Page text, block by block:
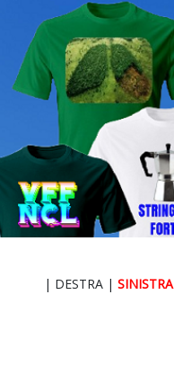
| DESTRA | SINISTRA